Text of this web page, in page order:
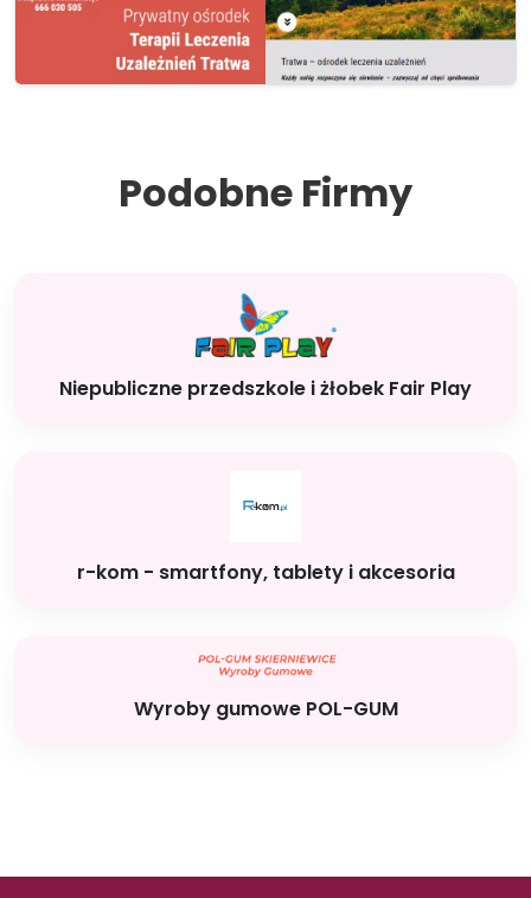
Podobne Firmy
Niepubliczne przedszkole i żłobek Fair Play
r-kom - smartfony, tablety i akcesoria
Wyroby gumowe POL-GUM